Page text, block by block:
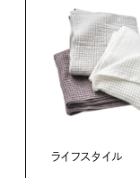
ライフスタイル